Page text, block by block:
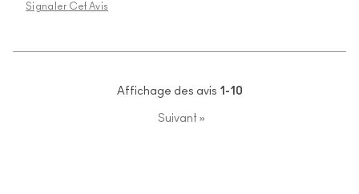
Signaler Cet Avis
Affichage des avis 1-10
Suivant »